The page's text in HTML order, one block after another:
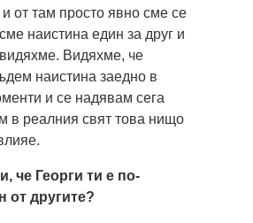
от там просто явно сме се
наистина един за друг и
Видяхме, че
наистина заедно в
и се надявам сега
в реалния свят това нищо
че Георги ти е по-
от другите?